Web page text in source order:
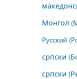
Монгол
Русский
српски
српски